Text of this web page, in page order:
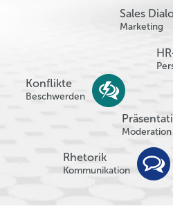
Sales
Marketing
Konflikte
Beschwerden
Moderation
Rhetorik
Kommunikation